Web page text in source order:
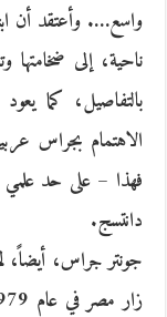
واسع…. وأعتقد أن
ناحية، إلى ضخامتها
بالتفاصيل، كما
الاهتمام بجراس
فهذا – على حد
دانتسج.
جونتر جراس، أيضاً،